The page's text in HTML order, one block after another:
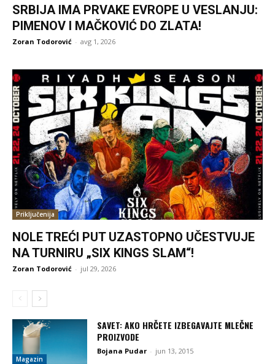
SRBIJA IMA PRVAKE EVROPE U VESLANJU:
PIMENOV I MAČKOVIĆ DO ZLATA!
Zoran Todorović - avg 1, 2026
Priključenija
NOLE TREĆI PUT UZASTOPNO UČESTVUJE
NA TURNIRU „SIX KINGS SLAM“!
Zoran Todorović - jul 29, 2026
Magazin
SAVET: AKO HRČETE IZBEGAVAJTE MLEČNE
PROIZVODE
Bojana Pudar - jun 13, 2015